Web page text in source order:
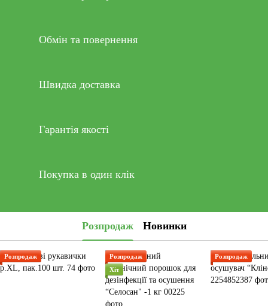
Обмін та повернення
Швидка доставка
Гарантія якості
Покупка в один клік
Розпродаж Новинки
Розпродаж
Розпродаж
Хіт
Розпродаж